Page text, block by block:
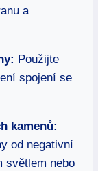
a
Použijte
spojení se
kamenů:
od negativní
světlem nebo